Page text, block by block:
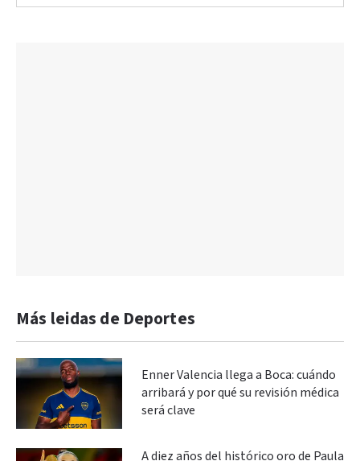
Más leidas de Deportes
Enner Valencia llega a Boca: cuándo
arribará y por qué su revisión médica
será clave
A diez años del histórico oro de Paula